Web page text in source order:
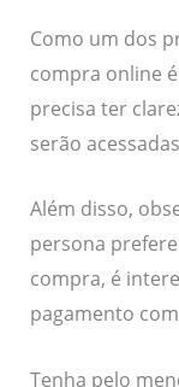
Como um dos
compra online
precisa ter
serão
Além disso,
persona
compra, é
pagamento
Tenha pelo